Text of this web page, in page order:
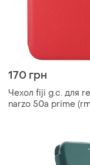
170 грн
Чехол fiji g.c. для
narzo 50a prime